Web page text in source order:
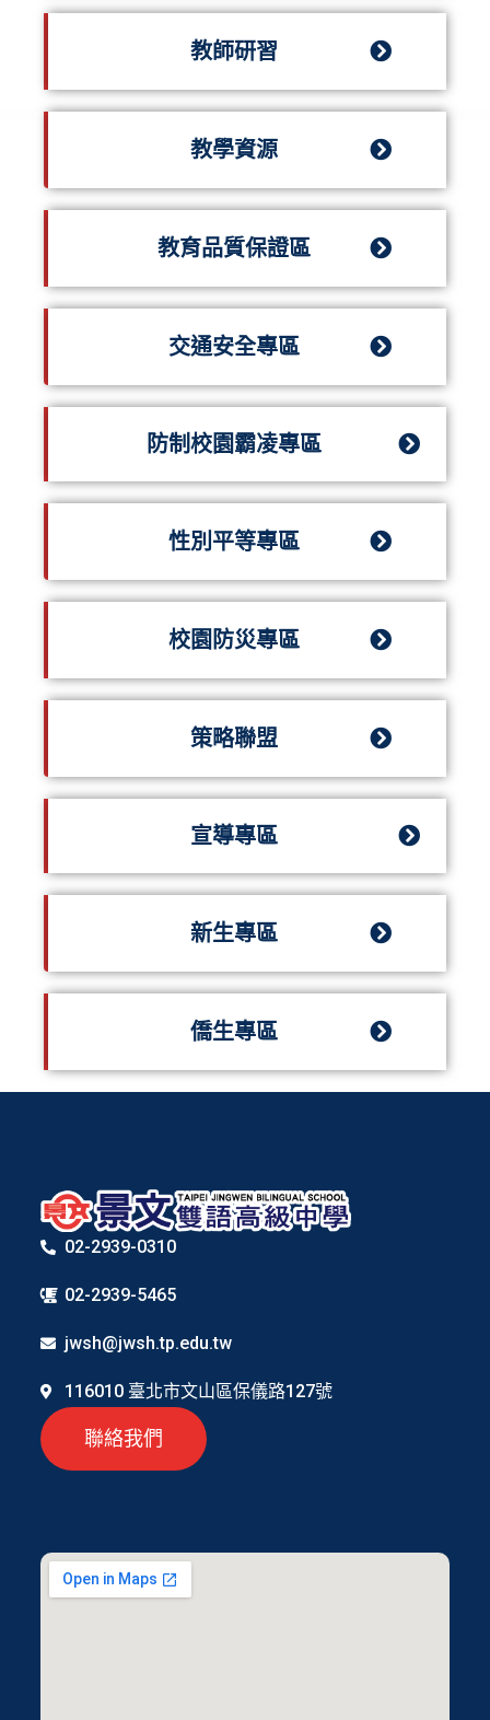
教師研習
教學資源
教育品質保證區
交通安全專區
防制校園霸凌專區
性別平等專區
校園防災專區
策略聯盟
宣導專區
新生專區
僑生專區
02-2939-0310
02-2939-5465
jwsh@jwsh.tp.edu.tw
116010 臺北市文山區保儀路127號
聯絡我們